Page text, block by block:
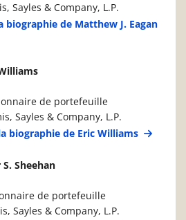
Sayles & Company, L.P.
biographie de Matthew J. Eagan
de portefeuille
de portefeuille
Sayles & Company, L.P.
biographie de Eric Williams
de portefeuille
S. Sheehan
de portefeuille
Sayles & Company, L.P.